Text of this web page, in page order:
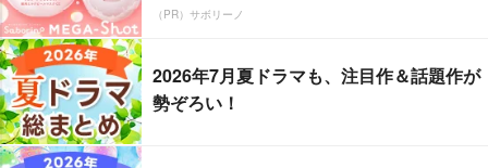
（PR）サボリーノ
2026年7月夏ドラマも、注目作＆話題作が
勢ぞろい！